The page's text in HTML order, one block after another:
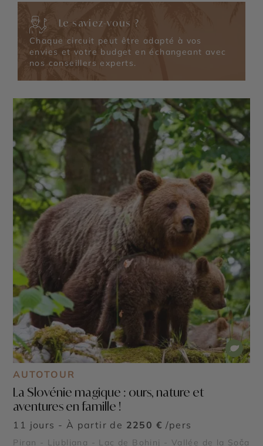
Le saviez-vous ?
Chaque circuit peut être adapté à vos
envies et votre budget en échangeant avec
nos conseillers experts.
AUTOTOUR
La Slovénie magique : ours, nature et
aventures en famille !
11 jours - À partir de 2250 € /pers
Piran - Ljubljana - Lac de Bohinj - Vallée de la Soča